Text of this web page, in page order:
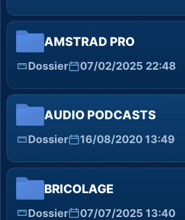
AMSTRAD PRO
Dossier 07/02/2025 22:48
AUDIO PODCASTS
Dossier 16/08/2020 13:49
BRICOLAGE
Dossier 07/07/2025 13:40